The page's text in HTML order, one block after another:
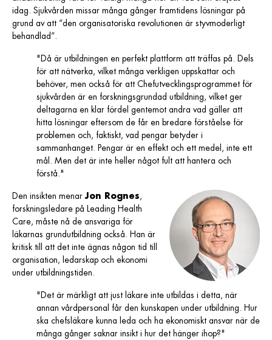
idag. Sjukvården missar många gånger framtidens lösningar på
grund av att “den organisatoriska revolutionen är styvmoderligt
behandlad”.
"Då är utbildningen en perfekt plattform att träffas på. Dels
för att nätverka, vilket många verkligen uppskattar och
behöver, men också för att Chefutvecklingsprogrammet för
sjukvården är en forskningsgrundad utbildning, vilket ger
deltagarna en klar fördel gentemot andra vad gäller att
hitta lösningar eftersom de får en bredare förståelse för
problemen och, faktiskt, vad pengar betyder i
sammanhanget. Pengar är en effekt och ett medel, inte ett
mål. Men det är inte heller något fult att hantera och
förstå."
Den insikten menarJon Rognes ,
forskningsledare på Leading Health
Care, måste nå de ansvariga för
läkarnas grundutbildning också. Han är
kritisk till att det inte ägnas någon tid till
organisation, ledarskap och ekonomi
under utbildningstiden.
"Det är märkligt att just läkare inte utbildas i detta, när
annan vårdpersonal får den kunskapen under utbildning. Hur
ska chefsläkare kunna leda och ha ekonomiskt ansvar när de
många gånger saknar insikt i hur det hänger ihop?"